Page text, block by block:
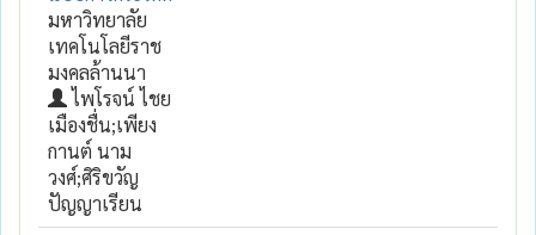
มหาวิทยาลัย
เทคโนโลยีราช
มงคลล้านนา
ไพโรจน์ ไชย
เมืองชื่น;เพียง
กานต์ นาม
วงศ์;ศิริขวัญ
ปัญญาเรียน